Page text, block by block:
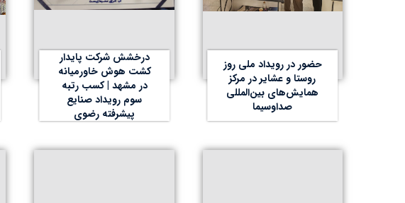
حضور در رویداد ملی روز
روستا و عشایر در مرکز
همایش‌های بین‌المللی
صداوسیما
درخشش شرکت پایدار
کشت هوش خاورمیانه
در مشهد | کسب رتبه
سوم رویداد صنایع
پیشرفته رضوی